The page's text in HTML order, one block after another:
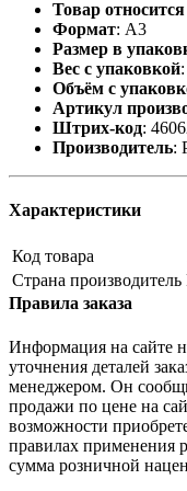
Товар
Формат: А3
Размер в
Вес с упаковкой:
Объём с
Артикул
Штрих-код:
Производитель:
Характеристики
Код товара
Страна производитель
Правила заказа
Информация на сайте
уточнения деталей
менеджером. Он
продажи по цене на
возможности
правилах применения
сумма розничной